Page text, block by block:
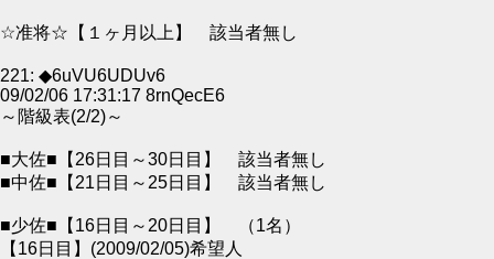
☆准将☆【１ヶ月以上】 該当者無し
221: ◆6uVU6UDUv6
09/02/06 17:31:17 8rnQecE6
～階級表(2/2)～
■大佐■【26日目～30日目】 該当者無し
■中佐■【21日目～25日目】 該当者無し
■少佐■【16日目～20日目】 （1名）
【16日目】(2009/02/05)希望人